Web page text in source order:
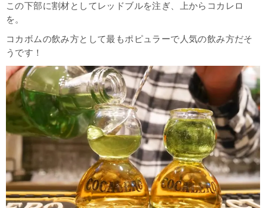
この下部に割材としてレッドブルを注ぎ、上からコカレロ
を。
コカボムの飲み方として最もポピュラーで人気の飲み方だそ
うです！